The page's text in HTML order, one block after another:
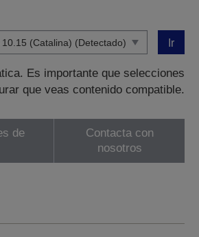
Ir
Es importante que selecciones
que veas contenido compatible.
de
Contacta con
nosotros